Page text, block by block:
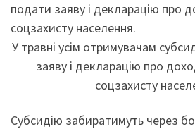
У травні усім отримувачам
заяву і декларацію про
соцзахисту
Субсидію забиратимуть через